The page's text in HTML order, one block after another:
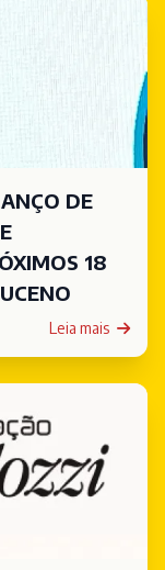
DE
18
Leia mais